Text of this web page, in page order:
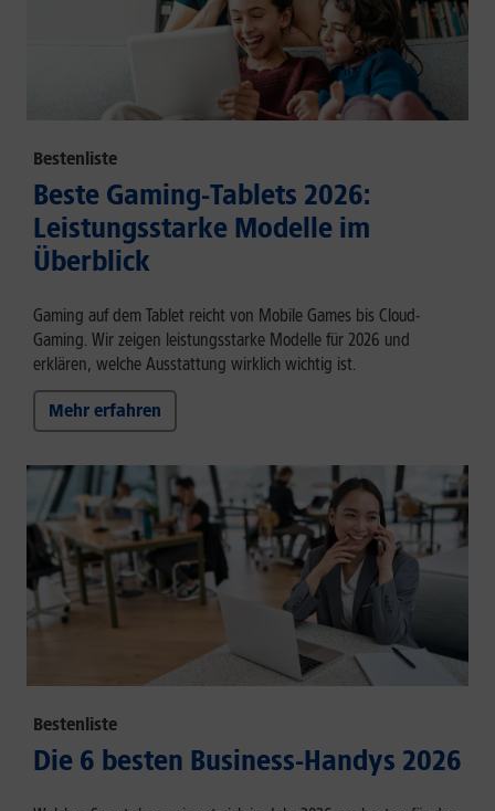
Bestenliste
Beste Gaming-Tablets 2026:
Leistungsstarke Modelle im
Überblick
Gaming auf dem Tablet reicht von Mobile Games bis Cloud-
Gaming. Wir zeigen leistungsstarke Modelle für 2026 und
erklären, welche Ausstattung wirklich wichtig ist.
Mehr erfahren
Bestenliste
Die 6 besten Business-Handys 2026